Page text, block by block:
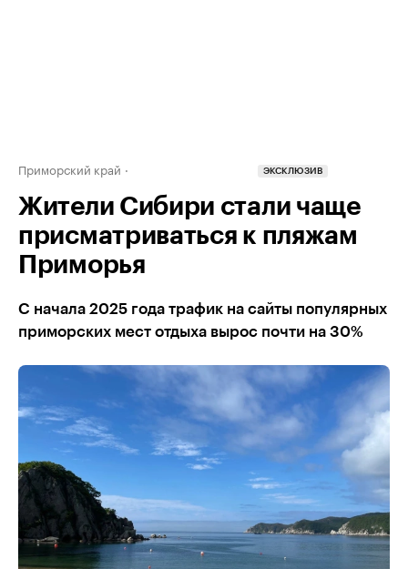
Приморский край ЭКСКЛЮЗИВ
Жители Сибири стали чаще
присматриваться к пляжам
Приморья
С начала 2025 года трафик на сайты популярных
приморских мест отдыха вырос почти на 30%